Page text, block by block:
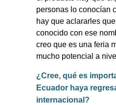
personas lo conocían
hay que aclararles
conocido con ese
creo que es una feria
mucho potencial a
¿Cree, qué es
Ecuador haya
internacional?